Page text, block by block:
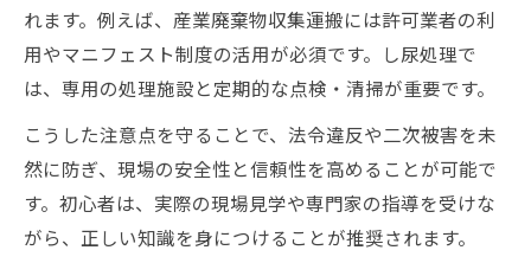
れます。例えば、産業廃棄物収集運搬には許可業者の利
用やマニフェスト制度の活用が必須です。し尿処理で
は、専用の処理施設と定期的な点検・清掃が重要です。
こうした注意点を守ることで、法令違反や二次被害を未
然に防ぎ、現場の安全性と信頼性を高めることが可能で
す。初心者は、実際の現場見学や専門家の指導を受けな
がら、正しい知識を身につけることが推奨されます。